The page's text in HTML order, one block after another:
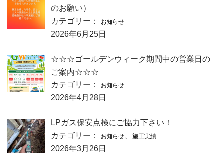
のお願い）
カテゴリー：
お知らせ
2026年6月25日
☆☆☆ゴールデンウィーク期間中の営業日の
ご案内☆☆☆
カテゴリー：
お知らせ
2026年4月28日
LPガス保安点検にご協力下さい！
カテゴリー：
お知らせ 施工実績
2026年3月26日